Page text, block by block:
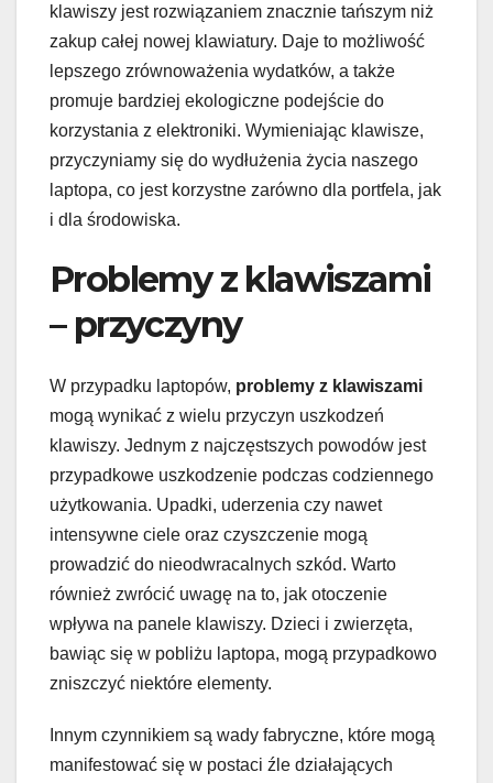
klawiszy jest rozwiązaniem znacznie tańszym niż
zakup całej nowej klawiatury. Daje to możliwość
lepszego zrównoważenia wydatków, a także
promuje bardziej ekologiczne podejście do
korzystania z elektroniki. Wymieniając klawisze,
przyczyniamy się do wydłużenia życia naszego
laptopa, co jest korzystne zarówno dla portfela, jak
i dla środowiska.
Problemy z klawiszami
– przyczyny
W przypadku laptopów, problemy z klawiszami
mogą wynikać z wielu przyczyn uszkodzeń
klawiszy. Jednym z najczęstszych powodów jest
przypadkowe uszkodzenie podczas codziennego
użytkowania. Upadki, uderzenia czy nawet
intensywne ciele oraz czyszczenie mogą
prowadzić do nieodwracalnych szkód. Warto
również zwrócić uwagę na to, jak otoczenie
wpływa na panele klawiszy. Dzieci i zwierzęta,
bawiąc się w pobliżu laptopa, mogą przypadkowo
zniszczyć niektóre elementy.
Innym czynnikiem są wady fabryczne, które mogą
manifestować się w postaci źle działających